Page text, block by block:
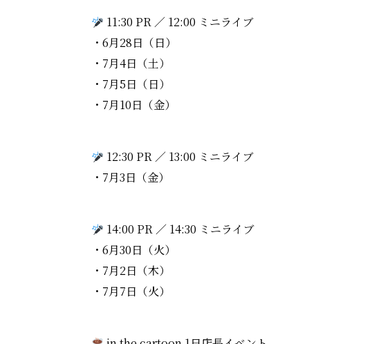
11:30 PR ／ 12:00 ミニライブ
・6月28日（日）
・7月4日（土）
・7月5日（日）
・7月10日（金）
12:30 PR ／ 13:00 ミニライブ
・7月3日（金）
14:00 PR ／ 14:30 ミニライブ
・6月30日（火）
・7月2日（木）
・7月7日（火）